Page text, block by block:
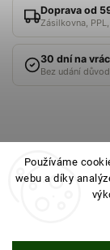
Používáme
webu a díky
Doprava od
Zásilkovna,
30 dní na
Bez udání